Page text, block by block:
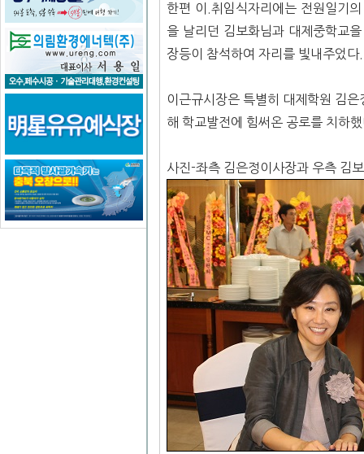
한편 이.취임식자리에는 전원일기
을 날리던 김보화님과 대제중학교
장등이 참석하여 자리를 빛내주었다.
이근규시장은 특별히 대제학원 김
해 학교발전에 힘써온 공로를 치하
사진-좌측 김은정이사장과 우측 김